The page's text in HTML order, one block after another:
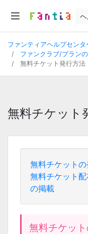
ファンティアヘルプセンタ
ファンクラブ/プラン
無料チケット発行方法
無料チケット
無料チケット
無料チケット
の掲載
無料チケッ